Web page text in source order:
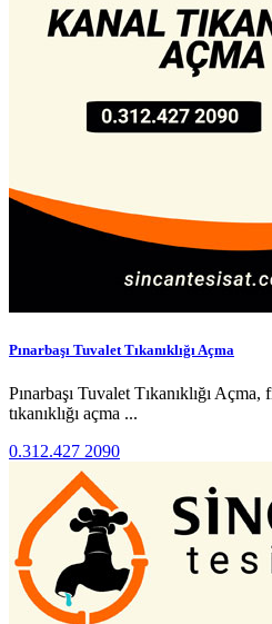
Pınarbaşı Tuvalet Tıkanıklığı Açma
Pınarbaşı Tuvalet Tıkanıklığı Açma,
tıkanıklığı açma ...
0.312.427 2090